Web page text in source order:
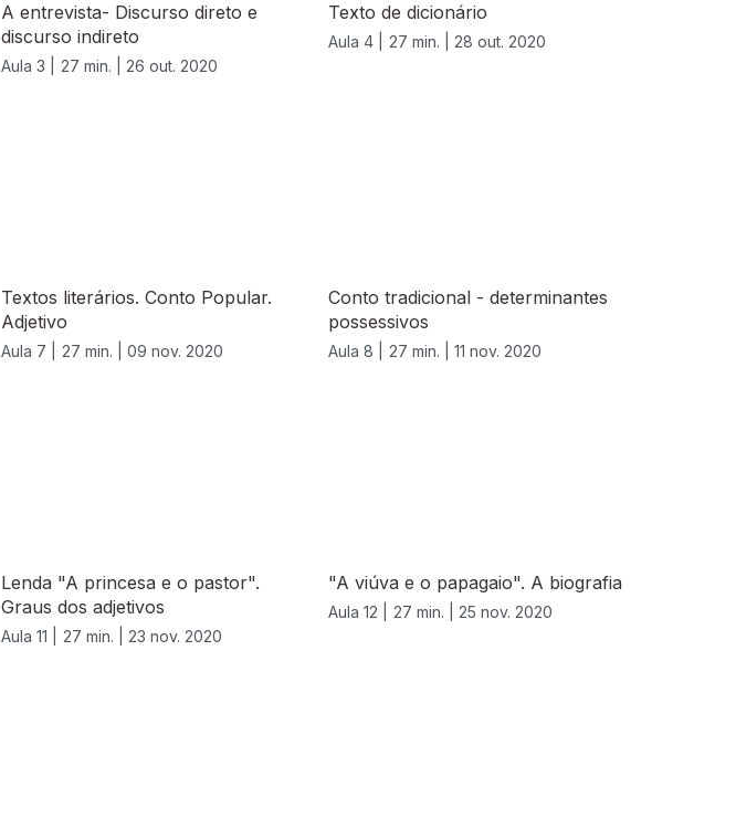
A entrevista- Discurso direto e
discurso indireto
Aula 3 | 27 min. | 26 out. 2020
Texto de dicionário
Aula 4 | 27 min. | 28 out. 2020
Textos literários. Conto Popular.
Adjetivo
Aula 7 | 27 min. | 09 nov. 2020
Conto tradicional - determinantes
possessivos
Aula 8 | 27 min. | 11 nov. 2020
Lenda "A princesa e o pastor".
Graus dos adjetivos
Aula 11 | 27 min. | 23 nov. 2020
"A viúva e o papagaio". A biografia
Aula 12 | 27 min. | 25 nov. 2020